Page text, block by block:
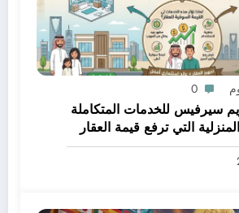
0
سيرفيس للخدمات المتكاملة
التي ترفع قيمة العقار